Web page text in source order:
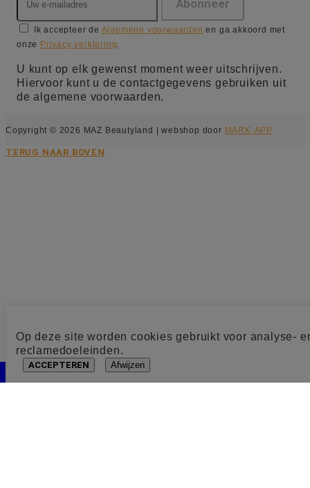
Op deze site worden cookies gebruikt voor analyse-
reclamedoeleinden.
ACCEPTEREN Afwijzen
Ik accepteer de Algemene voorwaarden en ga akkoord met
onze Privacy verklaring.
U kunt op elk gewenst moment weer uitschrijven.
Hiervoor kunt u de contactgegevens gebruiken uit
de algemene voorwaarden.
Copyright © 2026 MAZ Beautyland | webshop door MARK-APP
TERUG NAAR BOVEN
Cookie toestemming